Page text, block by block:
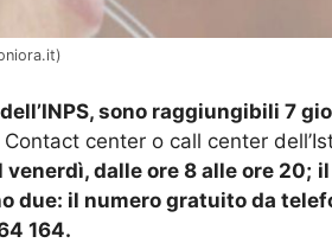
sono raggiungibili 7
center o call center
venerdì, dalle ore 8 alle ore 20;
due: il numero gratuito da
164.